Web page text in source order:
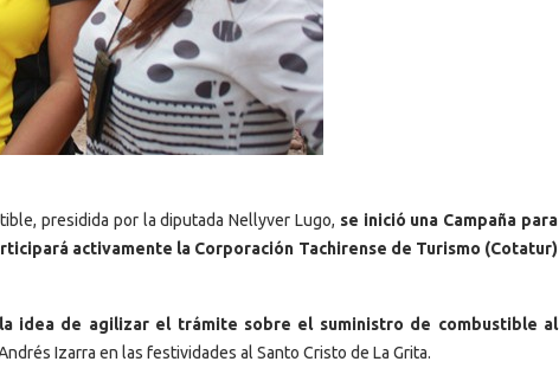
presidida por la diputada Nellyver Lugo, se inició una Campaña para
activamente la Corporación Tachirense de Turismo (Cotatur)
idea de agilizar el trámite sobre el suministro de combustible al
Izarra en las festividades al Santo Cristo de La Grita.